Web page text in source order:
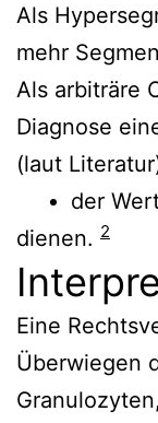
Als
mehr
Als arbiträre
Diagnose
(laut
der
dienen. 2
Eine
Überwiegen